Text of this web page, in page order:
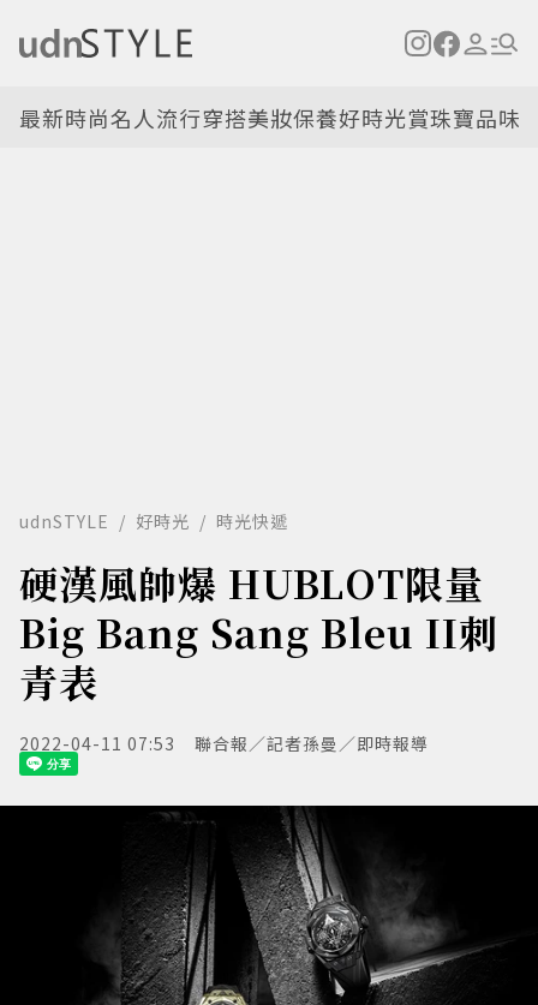
最新時尚名人流行穿搭美妝保養好時光賞珠寶品味
udnSTYLE 好時光 時光快遞
硬漢風帥爆 HUBLOT限量
Big Bang Sang Bleu II刺
青表
2022-04-11 07:53 聯合報／記者孫曼／即時報導